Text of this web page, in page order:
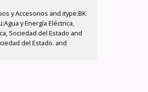
y Accesorios and itype:BK
y Energía Eléctrica,
Sociedad del Estado and
del Estado. and